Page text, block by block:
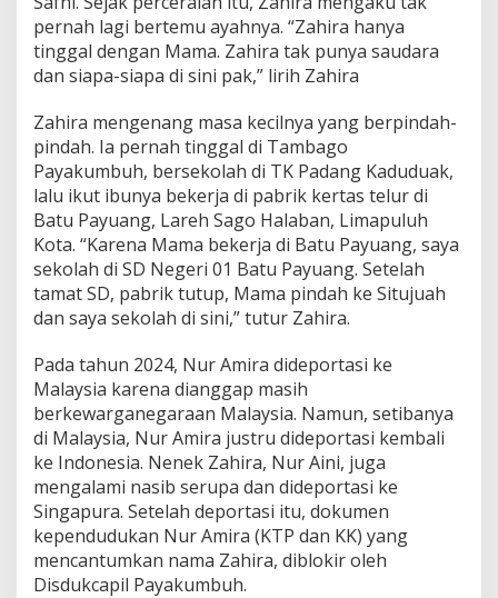
pernah lagi bertemu ayahnya. “Zahira hanya
tinggal dengan Mama. Zahira tak punya saudara
dan siapa-siapa di sini pak,” lirih Zahira
Zahira mengenang masa kecilnya yang berpindah-
pindah. Ia pernah tinggal di Tambago
Payakumbuh, bersekolah di TK Padang Kaduduak,
lalu ikut ibunya bekerja di pabrik kertas telur di
Batu Payuang, Lareh Sago Halaban, Limapuluh
Kota. “Karena Mama bekerja di Batu Payuang, saya
sekolah di SD Negeri 01 Batu Payuang. Setelah
tamat SD, pabrik tutup, Mama pindah ke Situjuah
dan saya sekolah di sini,” tutur Zahira.
Pada tahun 2024, Nur Amira dideportasi ke
Malaysia karena dianggap masih
berkewarganegaraan Malaysia. Namun, setibanya
di Malaysia, Nur Amira justru dideportasi kembali
ke Indonesia. Nenek Zahira, Nur Aini, juga
mengalami nasib serupa dan dideportasi ke
Singapura. Setelah deportasi itu, dokumen
kependudukan Nur Amira (KTP dan KK) yang
mencantumkan nama Zahira, diblokir oleh
Disdukcapil Payakumbuh.